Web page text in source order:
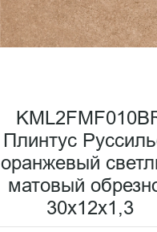
Плинтус
оранжевый
матовый
30x12x1,3